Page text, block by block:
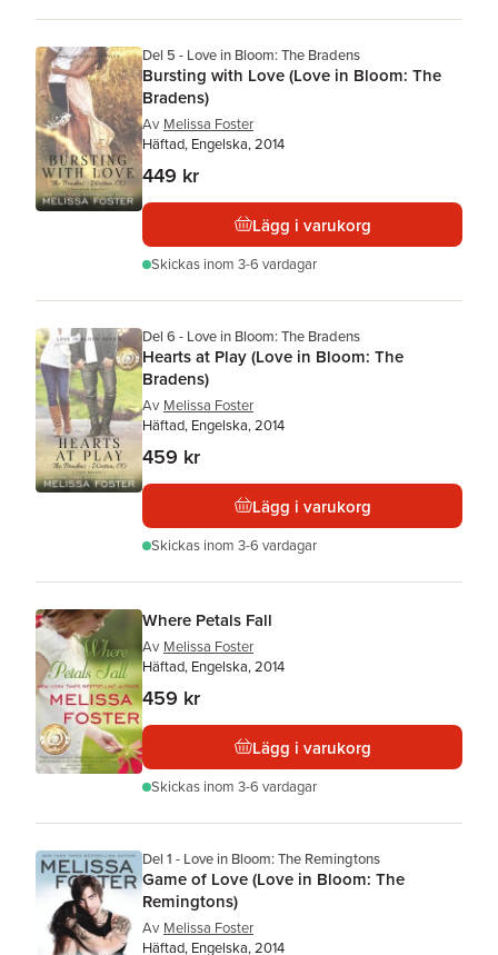
Del 5 - Love in Bloom: The Bradens
Bursting with Love (Love in Bloom: The
Bradens)
Av Melissa Foster
Häftad, Engelska, 2014
449 kr
Lägg i varukorg
Skickas inom 3-6 vardagar
Del 6 - Love in Bloom: The Bradens
Hearts at Play (Love in Bloom: The
Bradens)
Av Melissa Foster
Häftad, Engelska, 2014
459 kr
Lägg i varukorg
Skickas inom 3-6 vardagar
Where Petals Fall
Av Melissa Foster
Häftad, Engelska, 2014
459 kr
Lägg i varukorg
Skickas inom 3-6 vardagar
Del 1 - Love in Bloom: The Remingtons
Game of Love (Love in Bloom: The
Remingtons)
Av Melissa Foster
Häftad, Engelska, 2014